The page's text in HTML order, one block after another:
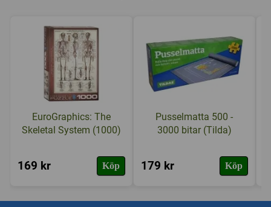
EuroGraphics: The
Skeletal System (1000)
169 kr Köp
Pusselmatta 500 -
3000 bitar (Tilda)
179 kr Köp